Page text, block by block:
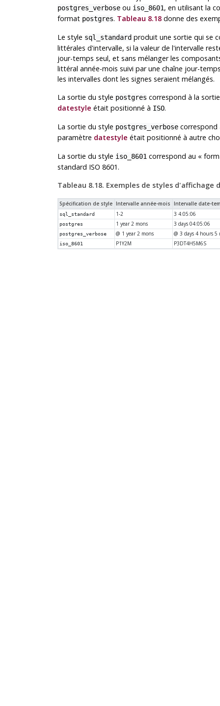
postgres_verboseou iso_8601, en utilisant la
format postgres. Tableau 8.18donne des
Le style sql_standardproduit une sortie qui se
littérales d'intervalle, si la valeur de l'intervalle
jour-temps seul, et sans mélanger les
littéral année-mois suivi par une chaîne jour-
les intervalles dont les signes seraient mélangés.
La sortie du style postgres correspond à la
datestyle était positionné à ISO.
La sortie du style postgres_verbosecorrespond
paramètre datestyle était positionné à autre
La sortie du style iso_8601correspond au «
standard ISO 8601.
Tableau 8.18. Exemples de styles d'affichage
Spécification de style Intervalle année-mois Intervalle date-
sql_standard 1-2 3 4:05:06
postgres 1 year 2 mons 3 days 04:05:06
postgres_verbose @ 1 year 2 mons @ 3 days 4 hours 5
iso_8601 P1Y2M P3DT4H5M6S